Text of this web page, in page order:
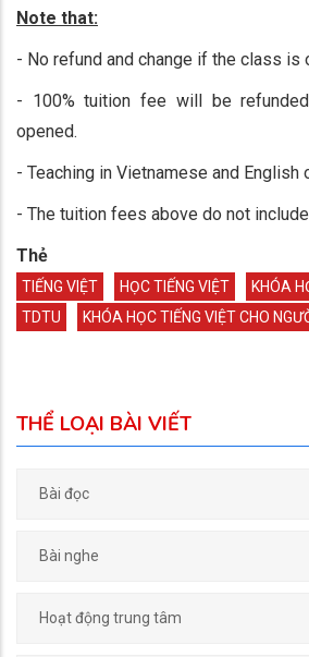
Note that:
- No refund and change if the class is
- 100% tuition fee will be
opened.
- Teaching in Vietnamese and English
- The tuition fees above do not
Thẻ
TIẾNG VIỆT HỌC TIẾNG VIỆT
KHÓA
TDTU
KHÓA HỌC TIẾNG VIỆT CHO
THỂ LOẠI BÀI VIẾT
Bài đọc
Bài nghe
Hoạt động trung tâm